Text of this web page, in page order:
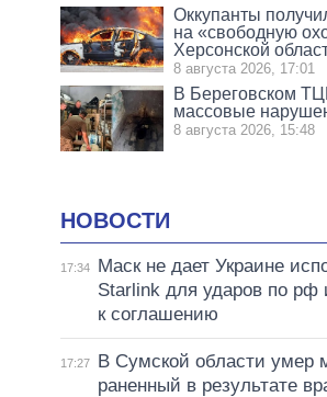
Оккупанты
на «свободную
Херсонской
8 августа 2026, 17:01
В Береговском
массовые
8 августа 2026, 15:48
НОВОСТИ
17:34
Маск не дает Украине
Starlink для ударов по рф
к соглашению
17:27
В Сумской области умер
раненный в результате